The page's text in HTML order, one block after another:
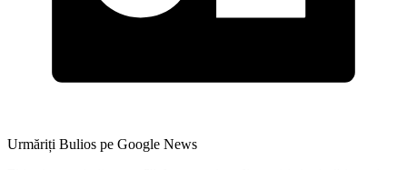
Urmăriți Bulios pe Google News